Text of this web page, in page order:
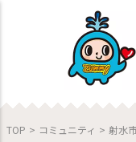
TOP > コミュニティ > 射水